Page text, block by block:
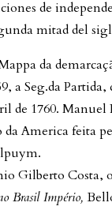
de
mitad del
da
a Seg.da
de 1760. Manuel
da America feita
Gilberto Costa,
Brasil Império,